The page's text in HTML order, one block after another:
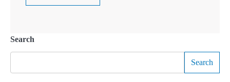
Search
Search